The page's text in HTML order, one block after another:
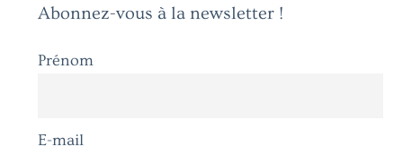
Abonnez-vous à la newsletter !
Prénom
E-mail